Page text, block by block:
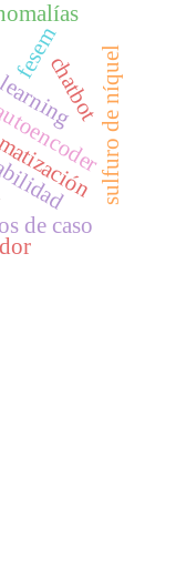
de caso
sulfuro de níquel
fesemchatbot